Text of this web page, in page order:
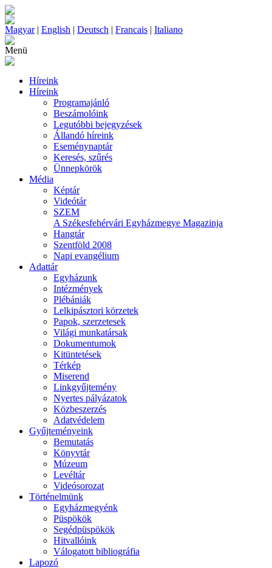
Magyar| English | Deutsch | Francais | Italiano
Menü
Híreink
Híreink
Programajánló
Beszámolóink
Legutóbbi bejegyzések
Állandó híreink
Eseménynaptár
Keresés, szűrés
Ünnepkörök
Média
Képtár
Videótár
SZEM
A Székesfehérvári Egyházmegye Magazinja
Hangtár
Szentföld 2008
Napi evangélium
Adattár
Egyházunk
Intézmények
Plébániák
Lelkipásztori körzetek
Papok, szerzetesek
Világi munkatársak
Dokumentumok
Kitüntetések
Térkép
Miserend
Linkgyűjtemény
Nyertes pályázatok
Közbeszerzés
Adatvédelem
Gyűjteményeink
Bemutatás
Könyvtár
Múzeum
Levéltár
Videósorozat
Történelmünk
Egyházmegyénk
Püspökök
Segédpüspökök
Hitvallóink
Válogatott bibliográfia
Lapozó